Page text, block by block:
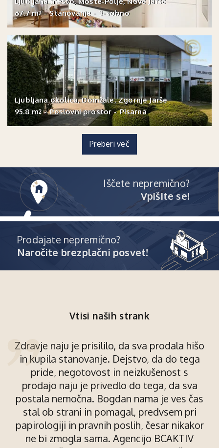
67.7 m2 - Stanovanje - 3-sobno
Ljubljana okolica, Domžale, Zgornje Jarše
95.8 m2 - Poslovni prostor - Pisarna
Preberi več
Iščete nepremično?
Vpišite se!
Prodajate nepremično?
Naročite brezplačni posvet!
Vtisi naših strank
Zdravje naju je prisililo, da sva prodala hišo
in kupila stanovanje. Dejstvo, da do tega
pride, negotovost in neizkušenost s
prodajo naju je privedlo do tega, da sva
postala nemočna. Bogdan nama je ves čas
stal ob strani in pomagal, predvsem pri
papirologiji in pravnih poslih, česar nikakor
ne bi zmogla sama. Agencijo BCAKTIV